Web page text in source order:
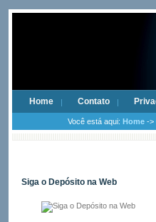
Home Contato
Você está aqui: Home ->
Siga o Depósito na Web